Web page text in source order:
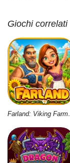
Giochi correlati